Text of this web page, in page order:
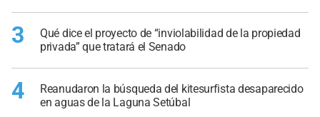
3
Qué dice el proyecto de “inviolabilidad de la propiedad
privada” que tratará el Senado
4
Reanudaron la búsqueda del kitesurfista desaparecido
en aguas de la Laguna Setúbal